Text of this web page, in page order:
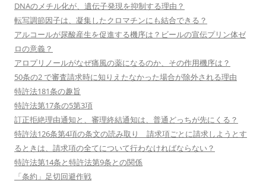
DNAのメチル化が、遺伝子発現を抑制する理由？
転写調節因子は、凝集したクロマチンにも結合できる？
アルコールが尿酸産生を促進する機序は？ビールの宣伝プリン体ゼ
ロの意義？
アロプリノールがなぜ痛風の薬になるのか、その作用機序は？
50条の2 で審査請求時に知りえたなかった場合が除外される理由
特許法181条の趣旨
特許法第17条の5第3項
訂正拒絶理由通知と、審理終結通知は、普通どっちが先にくる？
特許法126条第4項の条文の読み取り 請求項ごとに請求しようとす
るときは、請求項の全てについて行わなければならない？
特許法第14条と特許法第9条との関係
「条約」足切回避作戦